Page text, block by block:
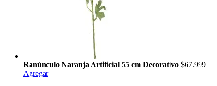
Ranúnculo Naranja Artificial 55 cm Decorativo $67.999
Agregar